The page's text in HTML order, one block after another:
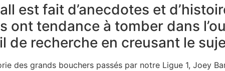
est fait d’anecdotes et
ont tendance à tomber dans
de recherche en creusant le
des grands bouchers passés par notre Ligue 1, Joey